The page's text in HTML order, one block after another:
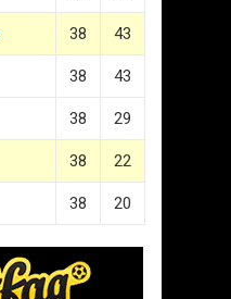
38 43
38 43
38 29
38 22
38 20